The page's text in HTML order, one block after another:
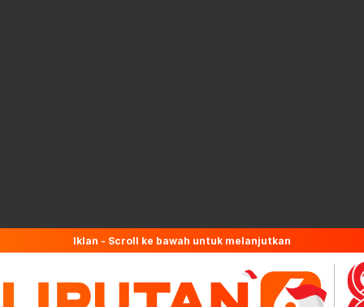
Iklan - Scroll ke bawah untuk melanjutkan